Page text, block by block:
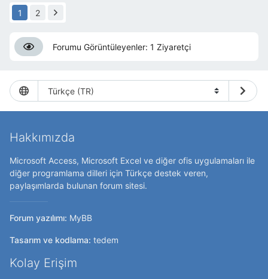
1 2
Forumu Görüntüleyenler: 1 Ziyaretçi
Hakkımızda
Microsoft Access, Microsoft Excel ve diğer ofis uygulamaları ile
diğer programlama dilleri için Türkçe destek veren,
paylaşımlarda bulunan forum sitesi.
Forum yazılımı: MyBB
Tasarım ve kodlama: tedem
Kolay Erişim